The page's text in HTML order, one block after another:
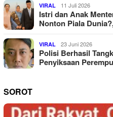
VIRAL 11 Juli 2026
Istri dan Anak
Nonton Piala
VIRAL 23 Juni 2026
Polisi Berhasil
Penyiksaan
SOROT